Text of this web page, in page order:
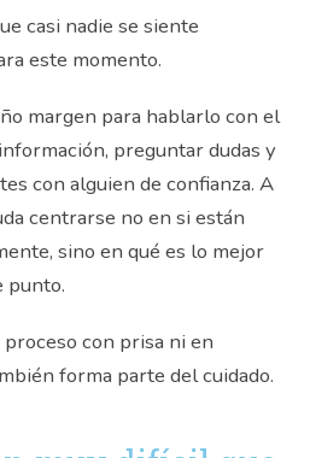
casi nadie se siente
este momento.
margen para hablarlo con el
preguntar dudas y
con alguien de confianza. A
centrarse no en si están
sino en qué es lo mejor
punto.
con prisa ni en
forma parte del cuidado.